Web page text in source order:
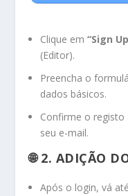
Clique em“Sign
(Editor).
Preencha o
dados básicos.
Confirme o registo
seu e-mail.
🌐 2. ADIÇÃO
Após o login, vá